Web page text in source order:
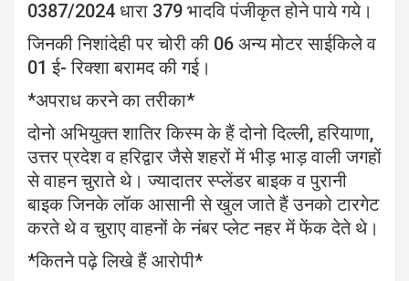
0387/2024 धारा 379 भादवि पंजीकृत होने पाये गये।
जिनकी निशांदेही पर चोरी की 06 अन्य मोटर साईकिले व
01 ई- रिक्शा बरामद की गई।
*अपराध करने का तरीका*
दोनो अभियुक्त शातिर किस्म के हैं दोनो दिल्ली, हरियाणा,
उत्तर प्रदेश व हरिद्वार जैसे शहरों में भीड़ भाड़ वाली जगहों
से वाहन चुराते थे। ज्यादातर स्प्लेंडर बाइक व पुरानी
बाइक जिनके लॉक आसानी से खुल जाते हैं उनको टारगेट
करते थे व चुराए वाहनों के नंबर प्लेट नहर में फेंक देते थे।
*कितने पढ़े लिखे हैं आरोपी*